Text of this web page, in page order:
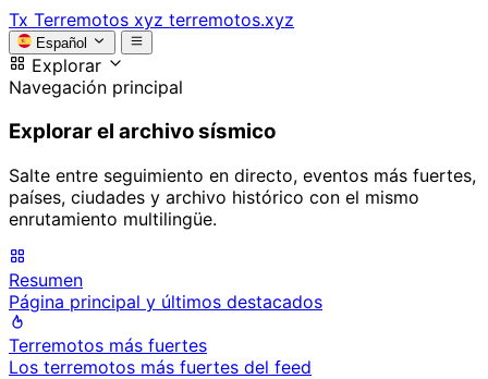
Tx Terremotos xyz terremotos.xyz
Español
Explorar
Navegación principal
Explorar el archivo sísmico
Salte entre seguimiento en directo, eventos más fuertes,
países, ciudades y archivo histórico con el mismo
enrutamiento multilingüe.
Resumen
Página principal y últimos destacados
Terremotos más fuertes
Los terremotos más fuertes del feed